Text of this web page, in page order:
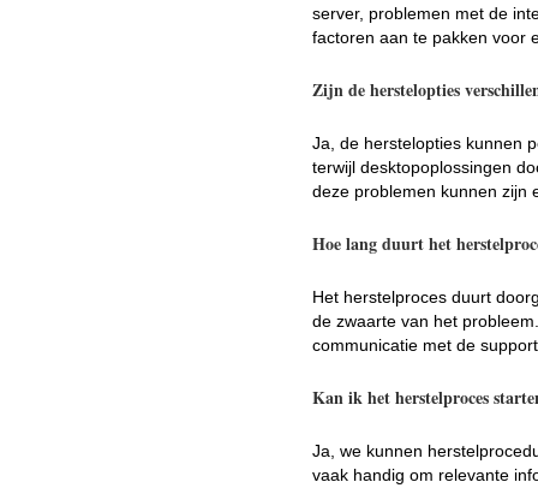
server, problemen met de
factoren aan te pakken voor
Zijn de herstelopties
Ja, de herstelopties kunnen
terwijl desktopoplossingen
deze problemen kunnen zijn
Hoe lang duurt het
Het herstelproces duurt
de zwaarte van het
communicatie met de
Kan ik het herstelproces
Ja, we kunnen
vaak handig om relevante